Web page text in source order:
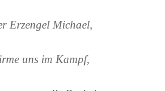
Erzengel Michael,
uns im Kampf,